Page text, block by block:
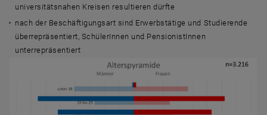
universitätsnahen Kreisen resultieren dürfte
nach der Beschäftigungsart sind Erwerbstätige und Studierende
überrepräsentiert, SchülerInnen und PensionistInnen
unterrepräsentiert